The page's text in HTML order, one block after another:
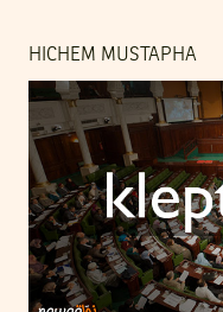
HICHEM MUSTAPHA